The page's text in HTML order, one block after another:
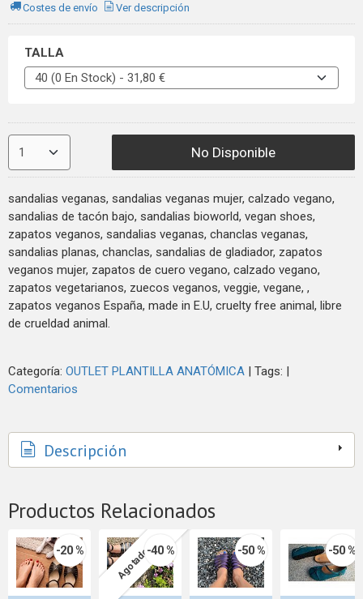
Costes de envío Ver descripción
TALLA
No Disponible
sandalias veganas, sandalias veganas mujer, calzado vegano,
sandalias de tacón bajo, sandalias bioworld, vegan shoes,
zapatos veganos, sandalias veganas, chanclas veganas,
sandalias planas, chanclas, sandalias de gladiador, zapatos
veganos mujer, zapatos de cuero vegano, calzado vegano,
zapatos vegetarianos, zuecos veganos, veggie, vegane, ,
zapatos veganos España, made in E.U, cruelty free animal, libre
de crueldad animal.
Categoría: OUTLET PLANTILLA ANATÓMICA | Tags: |
Comentarios
Descripción
Productos Relacionados
-20 % Agotado-40 % -50 % -50 %